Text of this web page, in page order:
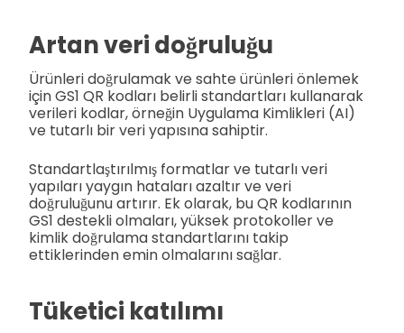
Artan veri doğruluğu
Ürünleri doğrulamak ve sahte ürünleri önlemek
için GS1 QR kodları belirli standartları kullanarak
verileri kodlar, örneğin Uygulama Kimlikleri (AI)
ve tutarlı bir veri yapısına sahiptir.
Standartlaştırılmış formatlar ve tutarlı veri
yapıları yaygın hataları azaltır ve veri
doğruluğunu artırır. Ek olarak, bu QR kodlarının
GS1 destekli olmaları, yüksek protokoller ve
kimlik doğrulama standartlarını takip
ettiklerinden emin olmalarını sağlar.
Tüketici katılımı